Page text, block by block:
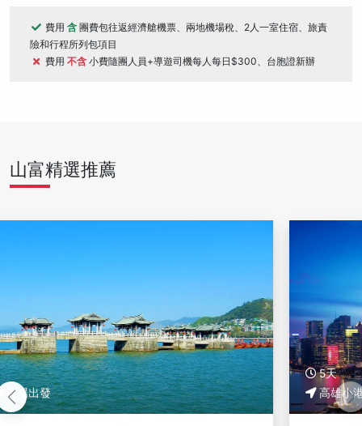
費用 含 團費包往返經濟艙機票、兩地機場稅、2人一室住宿、旅責
險和行程所列包項目
費用 不含 小費隨團人員+導遊司機每人每日$300、台胞證新辦
山富精選推薦
5天
高雄小港機場出發